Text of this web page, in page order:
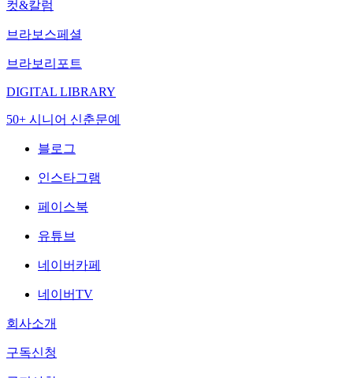
컷&칼럼
브라보스페셜
브라보리포트
DIGITAL LIBRARY
50+ 시니어 신춘문예
블로그
인스타그램
페이스북
유튜브
네이버카페
네이버TV
회사소개
구독신청